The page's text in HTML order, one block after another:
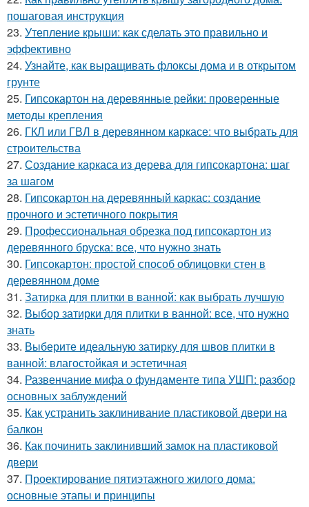
пошаговая инструкция
23. Утепление крыши: как сделать это правильно и
эффективно
24. Узнайте, как выращивать флоксы дома и в открытом
грунте
25. Гипсокартон на деревянные рейки: проверенные
методы крепления
26. ГКЛ или ГВЛ в деревянном каркасе: что выбрать для
строительства
27. Создание каркаса из дерева для гипсокартона: шаг
за шагом
28. Гипсокартон на деревянный каркас: создание
прочного и эстетичного покрытия
29. Профессиональная обрезка под гипсокартон из
деревянного бруска: все, что нужно знать
30. Гипсокартон: простой способ облицовки стен в
деревянном доме
31. Затирка для плитки в ванной: как выбрать лучшую
32. Выбор затирки для плитки в ванной: все, что нужно
знать
33. Выберите идеальную затирку для швов плитки в
ванной: влагостойкая и эстетичная
34. Развенчание мифа о фундаменте типа УШП: разбор
основных заблуждений
35. Как устранить заклинивание пластиковой двери на
балкон
36. Как починить заклинивший замок на пластиковой
двери
37. Проектирование пятиэтажного жилого дома:
основные этапы и принципы